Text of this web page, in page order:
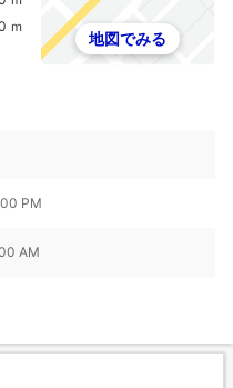
ｍ
地図でみる
PM
AM